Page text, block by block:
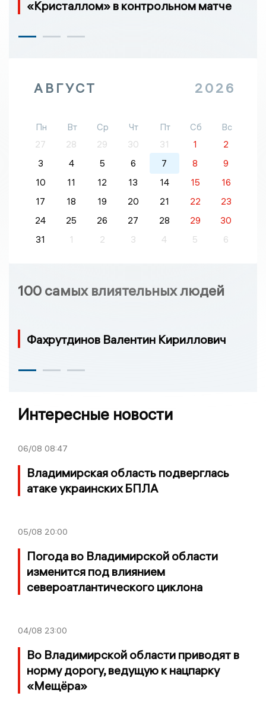
«Кристаллом» в контрольном матче
АВГУСТ 2026
Пн Вт Ср Чт Пт Сб
Вс
27
28 29 30 31 1
2
3
4 5 6 7 8
9
10
11 12 13 14 15
16
17
18 19 20 21 22
23
24
25 26 27 28 29
30
31
1 2 3 4 5 6
100 самых влиятельных людей
Фахрутдинов Валентин Кириллович
Интересные новости
06/08 08:47
Владимирская область подверглась
атаке украинских БПЛА
05/08 20:00
Погода во Владимирской области
изменится под влиянием
североатлантического циклона
04/08 23:00
Во Владимирской области приводят в
норму дорогу, ведущую к нацпарку
«Мещёра»